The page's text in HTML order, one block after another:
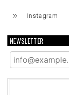
Instagram
NEWSLETTER